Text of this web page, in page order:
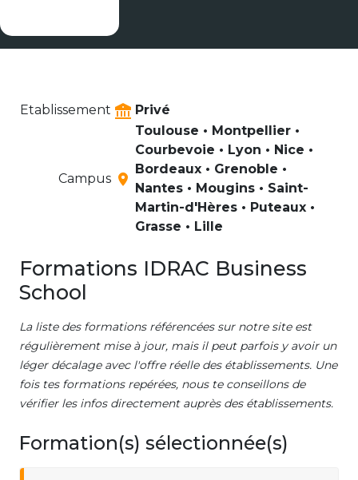
Etablissement Privé
Campus
Toulouse • Montpellier •
Courbevoie • Lyon • Nice •
Bordeaux • Grenoble •
Nantes • Mougins • Saint-
Martin-d'Hères • Puteaux •
Grasse • Lille
Formations IDRAC Business
School
La liste des formations référencées sur notre site est
régulièrement mise à jour, mais il peut parfois y avoir un
léger décalage avec l'offre réelle des établissements. Une
fois tes formations repérées, nous te conseillons de
vérifier les infos directement auprès des établissements.
Formation(s) sélectionnée(s)